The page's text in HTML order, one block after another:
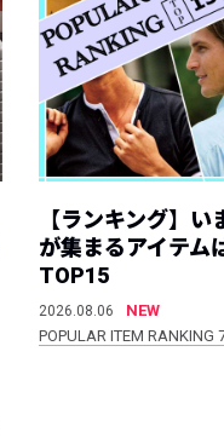
【ランキング】
が集まるアイテム
TOP15
2026.08.06
NEW
POPULAR ITEM